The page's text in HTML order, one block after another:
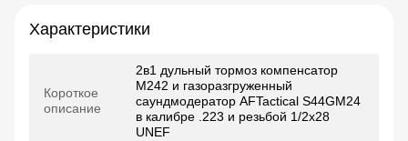
Характеристики
Короткое
описание
2в1 дульный тормоз компенсатор
M242 и газоразгруженный
саундмодератор AFTactical S44GM24
в калибре .223 и резьбой 1/2x28
UNEF